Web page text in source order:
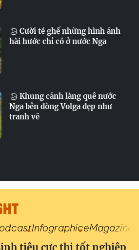
Cười té ghế những hình ảnh
hài hước chỉ có ở nước Nga
Khung cảnh làng quê nước
Nga bên dòng Volga đẹp như
tranh vẽ
InfographiceMagazine
tiêu cực thi tốt nghiệp